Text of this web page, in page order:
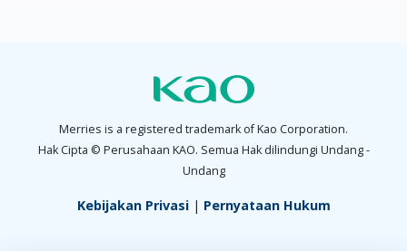
Merries is a registered trademark of Kao Corporation.
Hak Cipta © Perusahaan KAO. Semua Hak dilindungi Undang -
Undang
Kebijakan Privasi| Pernyataan Hukum